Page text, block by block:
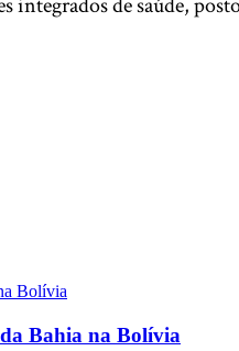
Bahia na Bolívia